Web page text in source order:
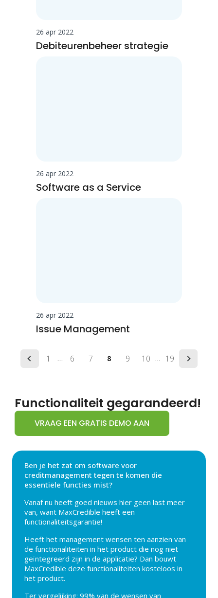
26 apr 2022
Debiteurenbeheer strategie
26 apr 2022
Software as a Service
26 apr 2022
Issue Management
1 … 6 7 8 9 10 … 19
Functionaliteit gegarandeerd!
VRAAG EEN GRATIS DEMO AAN
Ben je het zat om software voor
creditmanagement tegen te komen die
essentiële functies mist?
Vanaf nu heeft goed nieuws hier geen last meer
van, want MaxCredible heeft een
functionaliteitsgarantie!
Heeft het management wensen ten aanzien van
de functionaliteiten in het product die nog niet
geïntegreerd zijn in de applicatie? Dan bouwt
MaxCredible deze functionaliteiten kosteloos in
het product.
Ter vergelijking: 99% van de wensen van